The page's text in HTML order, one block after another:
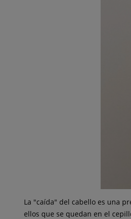
La "caída" del cabello es una
ellos que se quedan en el